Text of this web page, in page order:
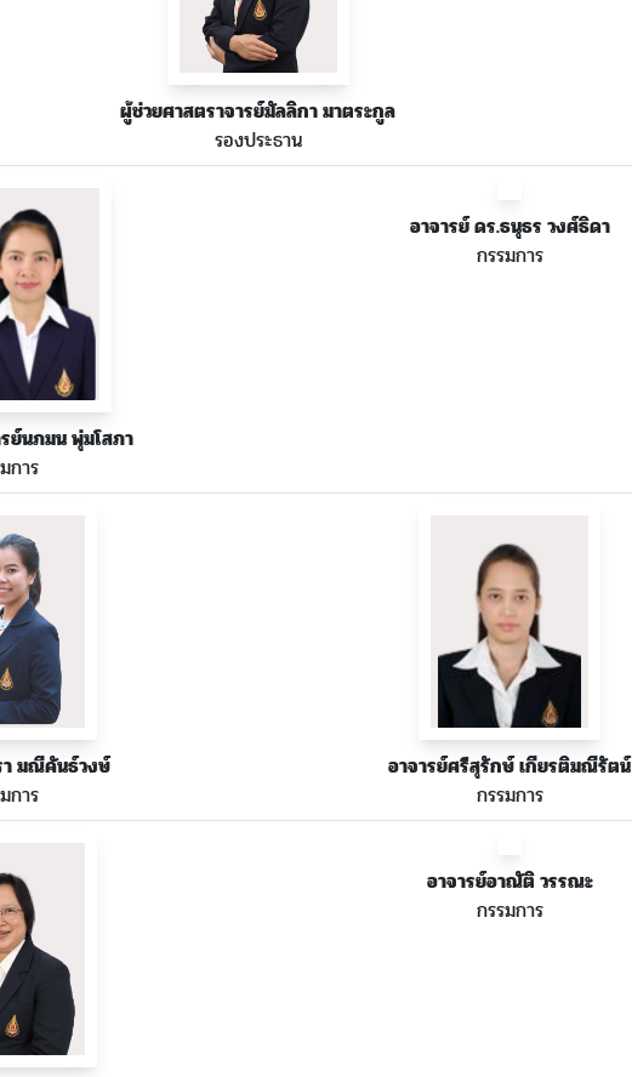
ผู้ช่วยศาสตราจารย์มัลลิกา มาตระกูล
รองประธาน
ย์นภมน พุ่มโสภา
การ
อาจารย์ ดร.ธนุธร วงศ์ธิดา
กรรมการ
า มณีคันธ์วงษ์
การ
อาจารย์ศรีสุรักษ์ เกียรติมณีรัตน์
กรรมการ
อาจารย์อาณัติ วรรณะ
กรรมการ